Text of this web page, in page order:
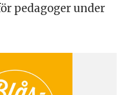
pedagoger under